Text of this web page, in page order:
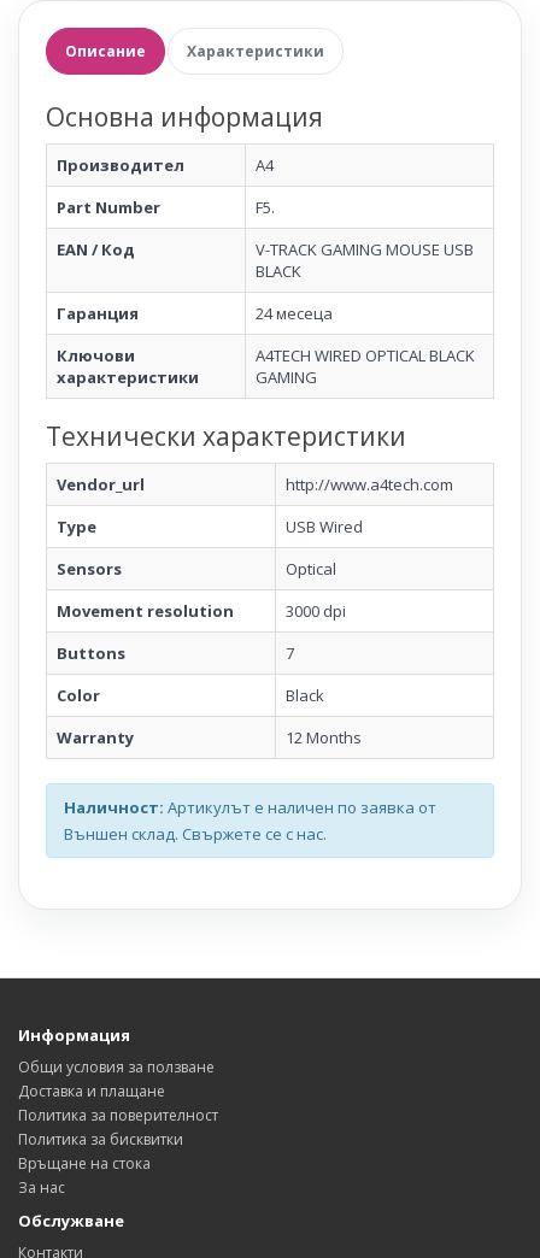
Описание Характеристики
Основна информация
Производител
A4
Part Number
F5.
EAN / Код
V-TRACK GAMING MOUSE USB
BLACK
Гаранция
24 месеца
Ключови
характеристики
A4TECH WIRED OPTICAL BLACK
GAMING
Технически характеристики
Vendor_url
http://www.a4tech.com
Type
USB Wired
Sensors
Optical
Movement resolution
3000 dpi
Buttons
7
Color
Black
Warranty
12 Months
Наличност: Артикулът е наличен по заявка от
Външен склад. Свържете се с нас.
Информация
Общи условия за ползване
Доставка и плащане
Политика за поверителност
Политика за бисквитки
Връщане на стока
За нас
Обслужване
Контакти